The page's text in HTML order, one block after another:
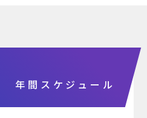
年間スケジュール